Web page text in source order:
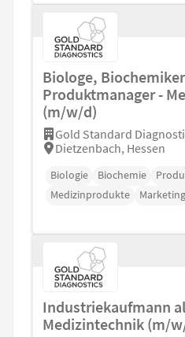
Biologe,
Produktmanager -
(m/w/d)
Gold Standard
Dietzenbach, Hessen
Biologie Biochemie
Medizinprodukte
Marketing
Industriekaufmann
Medizintechnik (m/